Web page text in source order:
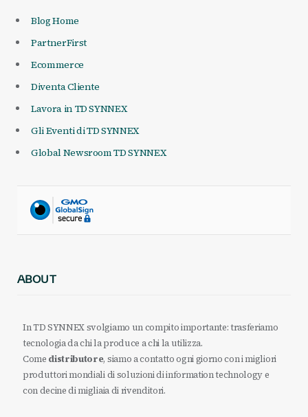
Blog Home
PartnerFirst
Ecommerce
Diventa Cliente
Lavora in TD SYNNEX
Gli Eventi di TD SYNNEX
Global Newsroom TD SYNNEX
ABOUT
In TD SYNNEX svolgiamo un compito importante: trasferiamo
tecnologia da chi la produce a chi la utilizza.
Come distributore, siamo a contatto ogni giorno con i migliori
produttori mondiali di soluzioni di information technology e
con decine di migliaia di rivenditori.